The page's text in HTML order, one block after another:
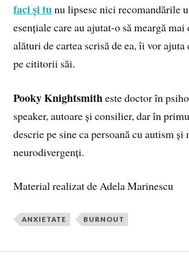
faci și tunu lipsesc nici recomandările
esențiale care au ajutat-o să meargă mai
alături de cartea scrisă de ea, îi vor
pe cititorii săi.
Pooky Knightsmitheste doctor în
speaker, autoare și consilier, dar în
descrie pe sine ca persoană cu autism și
neurodivergenți.
Material realizat de Adela Marinescu
ANXIETATE BURNOUT